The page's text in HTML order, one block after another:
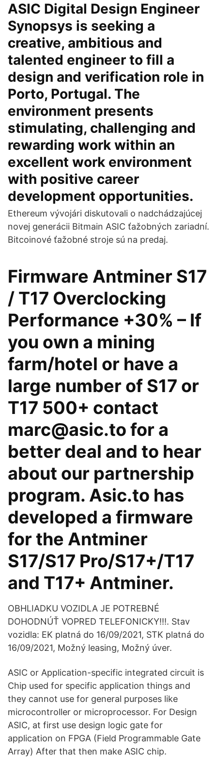
ASIC Digital Design Engineer
Synopsys is seeking a
creative, ambitious and
talented engineer to fill a
design and verification role in
Porto, Portugal. The
environment presents
stimulating, challenging and
rewarding work within an
excellent work environment
with positive career
development opportunities.
Ethereum vývojári diskutovali o nadchádzajúcej
novej generácii Bitmain ASIC ťažobných zariadní.
Bitcoinové ťažobné stroje sú na predaj.
Firmware Antminer S17
/ T17 Overclocking
Performance +30% – If
you own a mining
farm/hotel or have a
large number of S17 or
T17 500+ contact
marc@asic.to for a
better deal and to hear
about our partnership
program. Asic.to has
developed a firmware
for the Antminer
S17/S17 Pro/S17+/T17
and T17+ Antminer.
OBHLIADKU VOZIDLA JE POTREBNÉ
DOHODNÚŤ VOPRED TELEFONICKY!!!. Stav
vozidla: EK platná do 16/09/2021, STK platná do
16/09/2021, Možný leasing, Možný úver.
ASIC or Application-specific integrated circuit is
Chip used for specific application things and
they cannot use for general purposes like
microcontroller or microprocessor. For Design
ASIC, at first use design logic gate for
application on FPGA (Field Programmable Gate
Array) After that then make ASIC chip.